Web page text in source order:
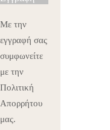
Με την
εγγραφή σας
συμφωνείτε
με την
Πολιτική
Απορρήτου
μας.